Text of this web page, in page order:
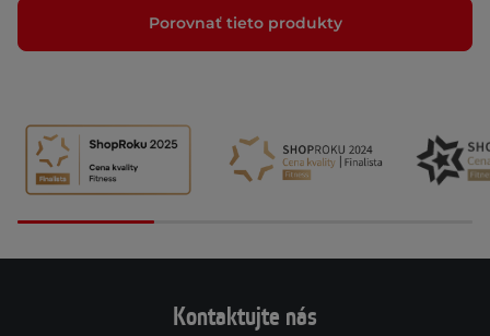
Porovnať tieto produkty
Kontaktujte nás